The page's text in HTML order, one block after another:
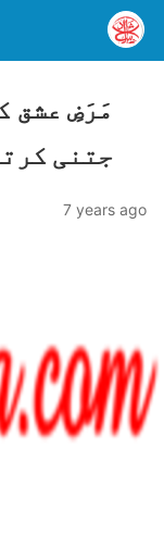
مَرَضِ عشق
جتنی
7 years ago